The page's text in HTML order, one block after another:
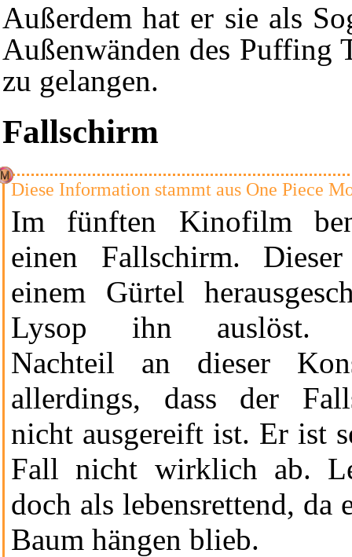
Außerdem hat er sie als
Außenwänden des Puffing
zu gelangen.
Fallschirm
Diese Information stammt aus One Piece
Im fünften Kinofilm
einen Fallschirm.
einem Gürtel
Lysop ihn auslöst.
Nachteil an dieser
allerdings, dass der
nicht ausgereift ist. Er ist
Fall nicht wirklich ab.
doch als lebensrettend,
Baum hängen blieb.